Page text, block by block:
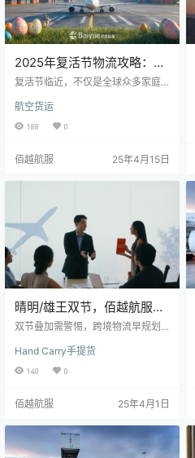
2025年复活节物流攻略：提
前规划确保紧急货运顺畅
复活节临近，不仅是全球众多家庭
不少挑战。随着欧洲、香港、南非
以及部分东欧国家陆续迎来复活节
假期，许多地区将面临全日或部分
环节产生直接影响。因此，对于需
节期间，各国陆续放假，主要涉及
以下情况： 欧洲主要国家：在4月1
8日的“耶稣受难日”和4月21日…
航空货运
188 0
佰越航服 25年4月15日
晴明/雄王双节，佰越航服
7*24小时OBC/NFO紧急物
双节叠加需警惕，跨境物流早规划
与越南雄王节（4月7日）双节交汇
之际，跨境物流将面临区域性运营
人员轮值影响，中越跨境通道预计
键节点提醒 中国清明节：4月4日-6
日（周五至周日） 越南雄王节：4月
Hand Carry手提货
140 0
佰越航服 25年4月1日